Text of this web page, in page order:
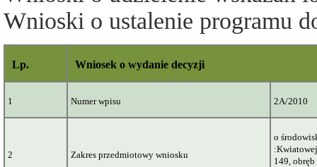
Wnioski o ustalenie programu
Lp. Wniosek o wydanie decyzji
1 Numer wpisu 2A/2010
2 Zakres przedmiotowy wniosku
o
:Kwiatowej
149, obręb